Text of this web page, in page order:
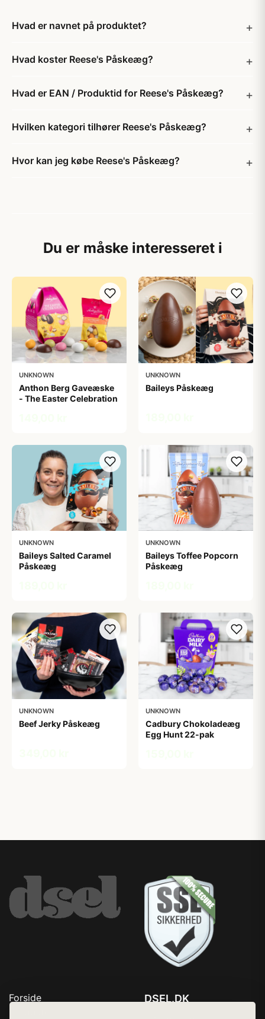
Hvad er navnet på produktet?
Hvad koster Reese's Påskeæg?
Hvad er EAN / Produktid for Reese's Påskeæg?
Hvilken kategori tilhører Reese's Påskeæg?
Hvor kan jeg købe Reese's Påskeæg?
Du er måske interesseret i
UNKNOWN
Anthon Berg Gaveæske
- The Easter Celebration
UNKNOWN
Baileys Påskeæg
UNKNOWN
Baileys Salted Caramel
Påskeæg
UNKNOWN
Baileys Toffee Popcorn
Påskeæg
UNKNOWN
Beef Jerky Påskeæg
UNKNOWN
Cadbury Chokoladeæg
Egg Hunt 22-pak
Forside
DSEL.DK